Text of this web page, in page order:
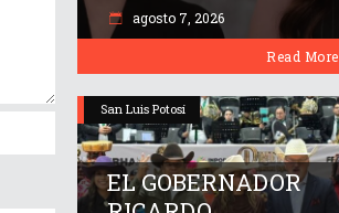
agosto 7, 2026
Read More
San Luis Potosí
EL GOBERNADOR